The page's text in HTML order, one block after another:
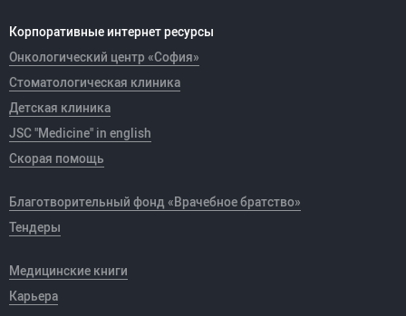
Корпоративные интернет ресурсы
Онкологический центр «София»
Стоматологическая клиника
Детская клиника
JSC "Medicine" in english
Скорая помощь
Благотворительный фонд «Врачебное братство»
Тендеры
Медицинские книги
Карьера